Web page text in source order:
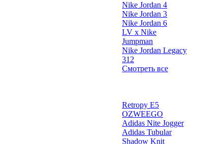
Nike Jordan 4
Nike Jordan 3
Nike Jordan 6
LV x Nike
Jumpman
Nike Jordan Legacy
312
Смотреть все
Retropy E5
OZWEEGO
Adidas Nite Jogger
Adidas Tubular
Shadow Knit